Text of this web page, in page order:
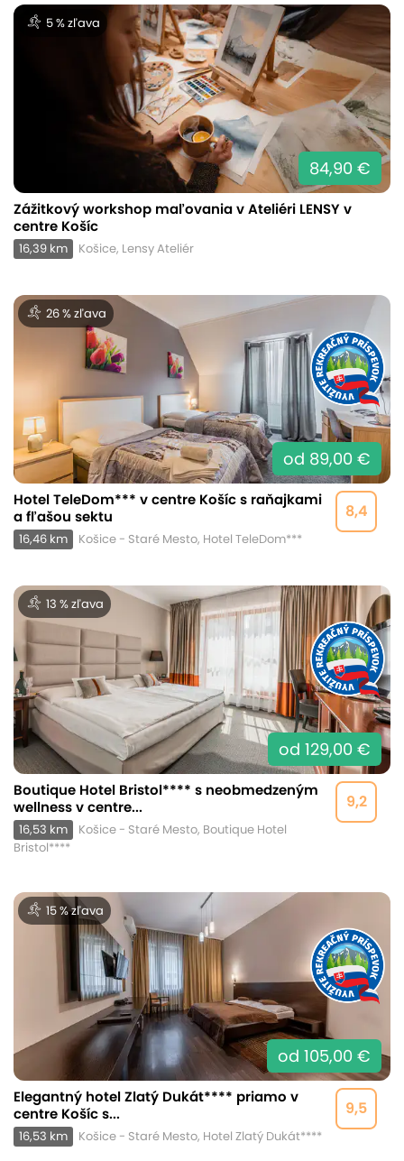
5 % zľava
84,90 €
Zážitkový workshop maľovania v Ateliéri LENSY v
centre Košíc
16,39 km Košice, Lensy Ateliér
26 % zľava
od 89,00 €
8,4
Hotel TeleDom*** v centre Košíc s raňajkami
a fľašou sektu
16,46 km Košice - Staré Mesto, Hotel TeleDom***
13 % zľava
od 129,00 €
9,2
Boutique Hotel Bristol**** s neobmedzeným
wellness v centre...
16,53 km
Košice - Staré Mesto, Boutique Hotel
Bristol****
15 % zľava
od 105,00 €
9,5
Elegantný hotel Zlatý Dukát**** priamo v
centre Košíc s...
16,53 km Košice - Staré Mesto, Hotel Zlatý Dukát****